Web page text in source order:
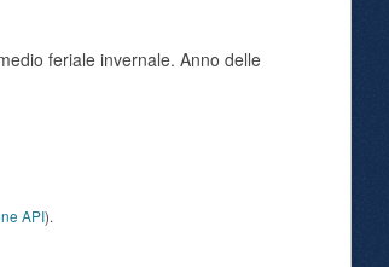
feriale invernale. Anno delle
API).